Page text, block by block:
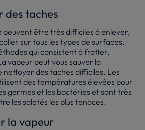
des taches
peuvent être très difficiles à enlever,
sur tous les types de surfaces.
qui consistent à frotter,
vapeur peut vous sauver la
nettoyer des taches difficiles. Les
des températures élevées pour
germes et les bactéries et sont très
les saletés les plus tenaces.
la vapeur